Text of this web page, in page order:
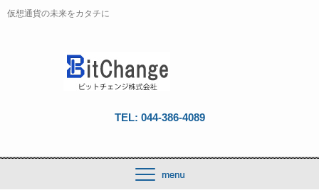
仮想通貨の未来をカタチに
TEL: 044-386-4089